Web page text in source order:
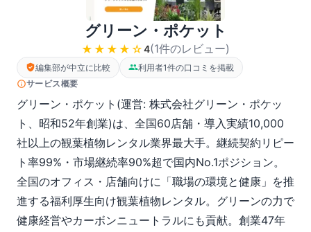
グリーン・ポケット
★★★★ ☆4(1件のレビュー)
編集部が中立に比較
利用者1件の口コミを掲載
サービス概要
グリーン・ポケット(運営: 株式会社グリーン・ポケッ
ト、昭和52年創業)は、全国60店舗・導入実績10,000
社以上の観葉植物レンタル業界最大手。継続契約リピー
ト率99%・市場継続率90%超で国内No.1ポジション。
全国のオフィス・店舗向けに「職場の環境と健康」を推
進する福利厚生向け観葉植物レンタル。グリーンの力で
健康経営やカーボンニュートラルにも貢献。創業47年